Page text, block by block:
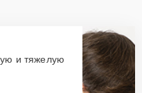
и тяжелую